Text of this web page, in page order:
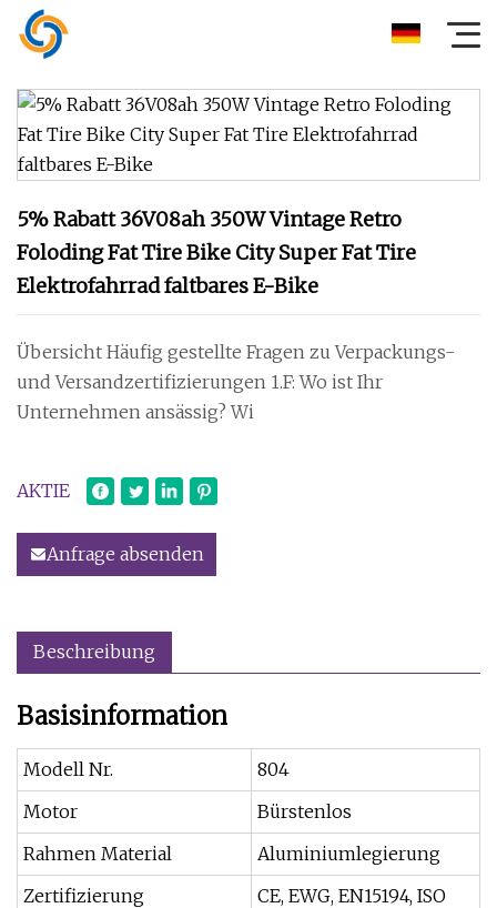
5% Rabatt 36V08ah 350W Vintage Retro
Foloding Fat Tire Bike City Super Fat Tire
Elektrofahrrad faltbares E-Bike
Übersicht Häufig gestellte Fragen zu Verpackungs-
und Versandzertifizierungen 1.F: Wo ist Ihr
Unternehmen ansässig? Wi
AKTIE
Anfrage absenden
Beschreibung
Basisinformation
Modell Nr.
804
Motor
Bürstenlos
Rahmen Material
Aluminiumlegierung
Zertifizierung
CE, EWG, EN15194, ISO